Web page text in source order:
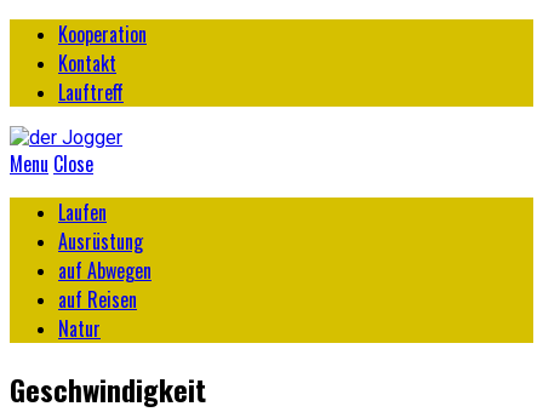
Kooperation
Kontakt
Lauftreff
Menu Close
Laufen
Ausrüstung
auf Abwegen
auf Reisen
Natur
Geschwindigkeit